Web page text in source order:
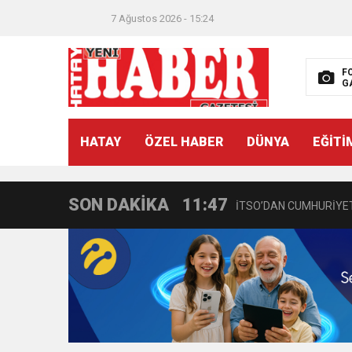
7 Ağustos 2026 - 15:24
HATAY ÖZEL HABER DÜNYA
SON DAKİKA
21:40
11:47 İTSO’DAN
18:55 İNCE’NİN CHP’DE
11:57 IŞIL Eczanesi Görkemli
21:40